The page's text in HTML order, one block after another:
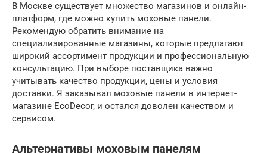
В Москве существует множество магазинов и онлайн-
платформ, где можно купить моховые панели.
Рекомендую обратить внимание на
специализированные магазины, которые предлагают
широкий ассортимент продукции и профессиональную
консультацию. При выборе поставщика важно
учитывать качество продукции, цены и условия
доставки. Я заказывал моховые панели в интернет-
магазине EcoDecor, и остался доволен качеством и
сервисом.
Альтернативы моховым панелям